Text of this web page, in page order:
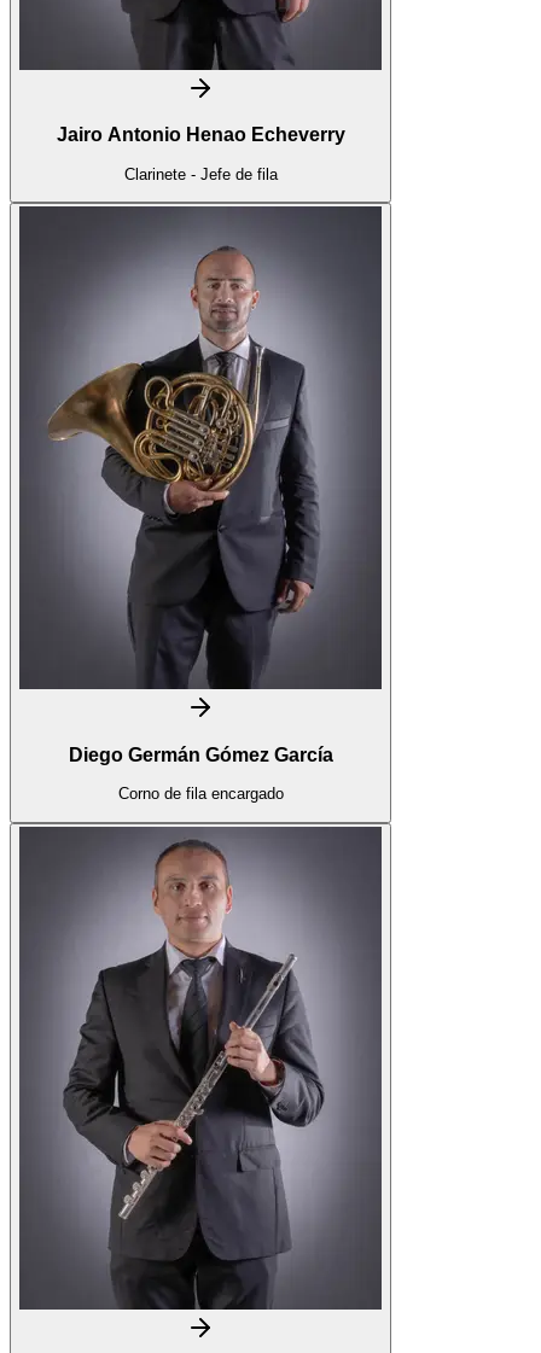
Jairo Antonio Henao Echeverry
Clarinete - Jefe de fila
Diego Germán Gómez García
Corno de fila encargado